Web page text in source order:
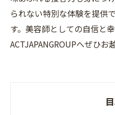
られない特別な体験を提供
す。美容師としての自信と
ACTJAPANGROUPへぜひお